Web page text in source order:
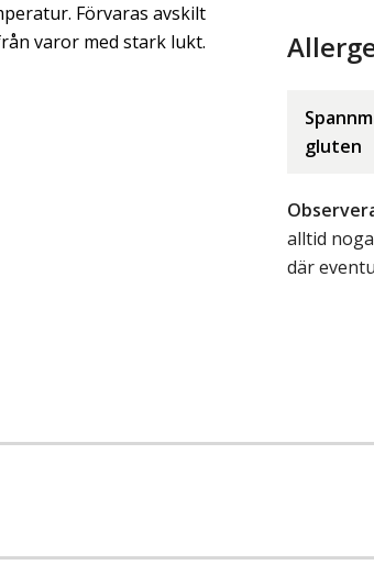
Förvaras avskilt
varor med stark lukt.
gluten
alltid
där